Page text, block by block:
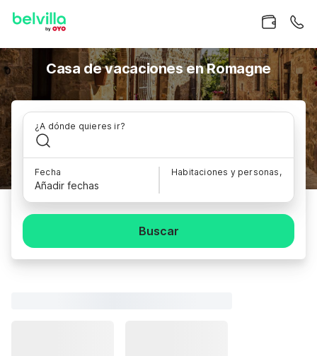
Casa de vacaciones en Romagne
¿A dónde quieres ir?
Fecha
Añadir fechas
Habitaciones y personas,
Buscar